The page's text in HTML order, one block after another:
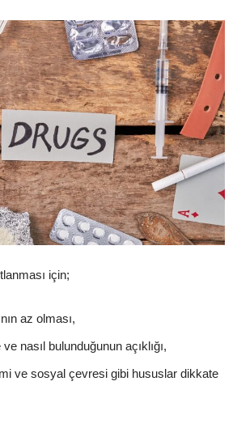
için;
az olması,
nasıl bulunduğunun açıklığı,
ve sosyal çevresi gibi hususlar dikkate